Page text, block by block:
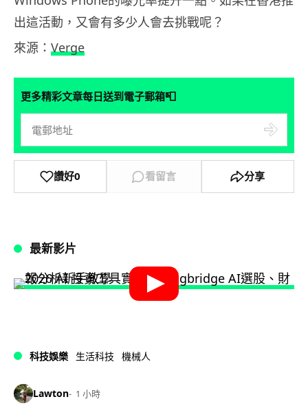
出這活動，又會有多少人會去挑戰呢？
來源： Verge
更多精彩文章每日送到電子郵箱📮
讚好0 看留言 分享
最新影片
科技娛樂 生活科技 機械人
Lawton 1 小時